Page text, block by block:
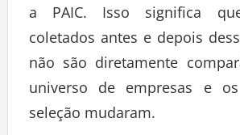
a PAIC. Isso significa
coletados antes e depois
não são diretamente
universo de empresas e
seleção mudaram.